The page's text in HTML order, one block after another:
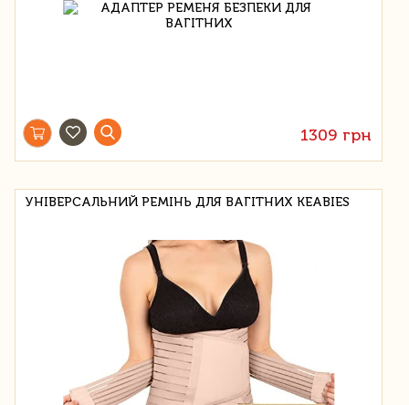
1309 грн
УНІВЕРСАЛЬНИЙ РЕМІНЬ ДЛЯ ВАГІТНИХ KEABIES